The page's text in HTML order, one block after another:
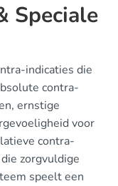
Speciale
indicaties die
contra-
ernstige
voor
contra-
zorgvuldige
speelt een